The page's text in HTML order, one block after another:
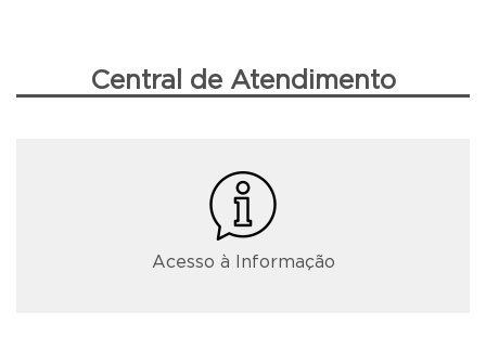
Central de Atendimento
Acesso à Informação